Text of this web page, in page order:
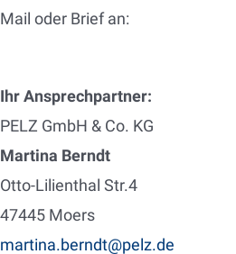
Mail oder Brief an:
Ihr Ansprechpartner:
PELZ GmbH & Co. KG
Martina Berndt
Otto-Lilienthal Str.4
47445 Moers
martina.berndt@pelz.de